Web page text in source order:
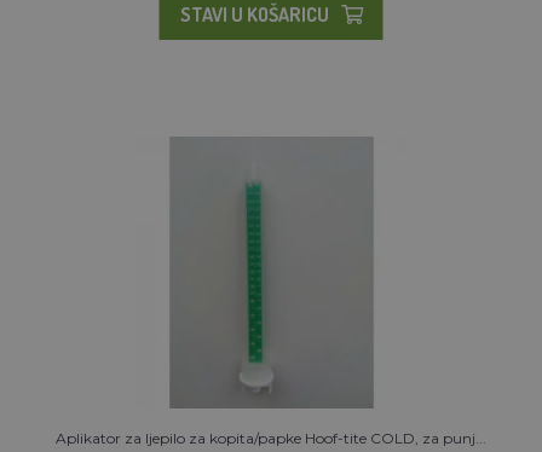
STAVI U KOŠARICU
Aplikator za ljepilo za kopita/papke Hoof-tite COLD, za punj...